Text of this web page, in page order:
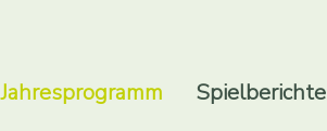
Jahresprogramm Spielberichte